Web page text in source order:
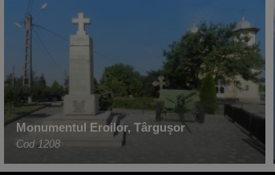
Monumentul Eroilor, Târgușor
Cod 1208